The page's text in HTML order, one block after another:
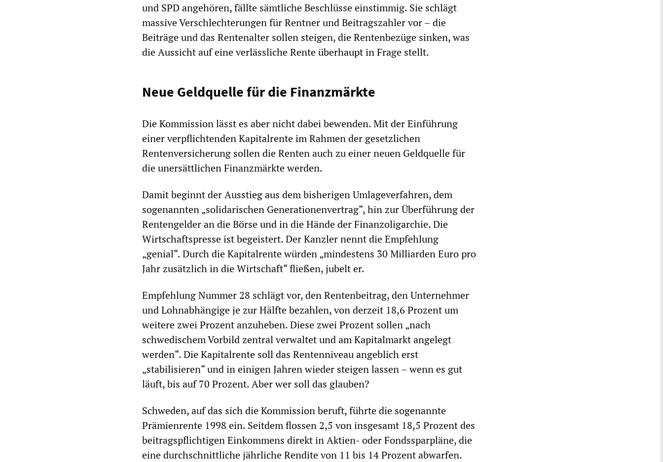
und SPD angehören, fällte sämtliche Beschlüsse einstimmig. Sie schlägt
massive Verschlechterungen für Rentner und Beitragszahler vor – die
Beiträge und das Rentenalter sollen steigen, die Rentenbezüge sinken, was
die Aussicht auf eine verlässliche Rente überhaupt in Frage stellt.
Neue Geldquelle für die Finanzmärkte
Die Kommission lässt es aber nicht dabei bewenden. Mit der Einführung
einer verpflichtenden Kapitalrente im Rahmen der gesetzlichen
Rentenversicherung sollen die Renten auch zu einer neuen Geldquelle für
die unersättlichen Finanzmärkte werden.
Damit beginnt der Ausstieg aus dem bisherigen Umlageverfahren, dem
sogenannten „solidarischen Generationenvertrag“, hin zur Überführung der
Rentengelder an die Börse und in die Hände der Finanzoligarchie. Die
Wirtschaftspresse ist begeistert. Der Kanzler nennt die Empfehlung
„genial“. Durch die Kapitalrente würden „mindestens 30 Milliarden Euro pro
Jahr zusätzlich in die Wirtschaft“ fließen, jubelt er.
Empfehlung Nummer 28 schlägt vor, den Rentenbeitrag, den Unternehmer
und Lohnabhängige je zur Hälfte bezahlen, von derzeit 18,6 Prozent um
weitere zwei Prozent anzuheben. Diese zwei Prozent sollen „nach
schwedischem Vorbild zentral verwaltet und am Kapitalmarkt angelegt
werden“. Die Kapitalrente soll das Rentenniveau angeblich erst
„stabilisieren“ und in einigen Jahren wieder steigen lassen – wenn es gut
läuft, bis auf 70 Prozent. Aber wer soll das glauben?
Schweden, auf das sich die Kommission beruft, führte die sogenannte
Prämienrente 1998 ein. Seitdem flossen 2,5 von insgesamt 18,5 Prozent des
beitragspflichtigen Einkommens direkt in Aktien- oder Fondssparpläne, die
eine durchschnittliche jährliche Rendite von 11 bis 14 Prozent abwarfen.